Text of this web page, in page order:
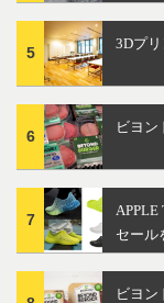
5
3Dプ
6
ビヨン
7
APPLE
セール
ビヨン